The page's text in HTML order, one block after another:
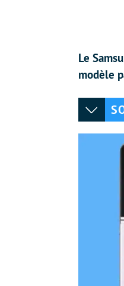
Le
modèle